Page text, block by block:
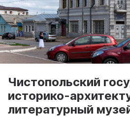
Чистопольский
историко-
литературный